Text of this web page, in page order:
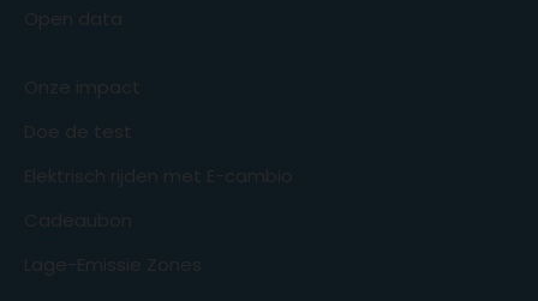
Open data
Onze impact
Doe de test
Elektrisch rijden met E-cambio
Cadeaubon
Lage-Emissie Zones